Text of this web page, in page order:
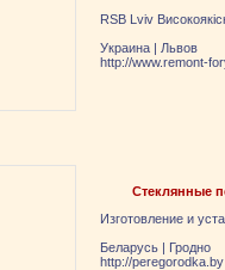
RSB Lviv
Украина | Львов
http://www.remont-
Стеклянные
Изготовление и
Беларусь | Гродно
http://peregorodka.by